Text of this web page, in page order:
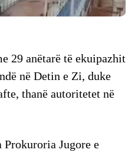
29 anëtarë të ekuipazhit
në Detin e Zi, duke
thanë autoritetet në
Prokuroria Jugore e